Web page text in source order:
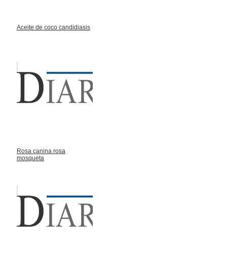
Aceite de coco candidiasis
Rosa canina rosa
mosqueta